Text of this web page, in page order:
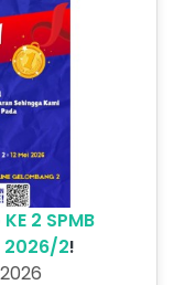
2 SPMB
2026/2!